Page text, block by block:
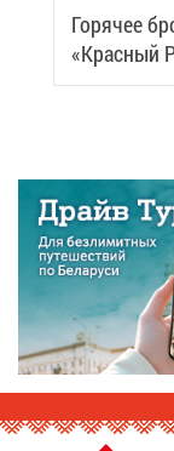
Го­ря­чее
«Крас­ный